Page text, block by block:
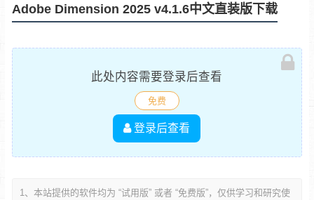
Adobe Dimension 2025 v4.1.6中文直装版下载
此处内容需要登录后查看
免费
登录后查看
1、本站提供的软件均为 “试用版” 或者 “免费版”，仅供学习和研究使